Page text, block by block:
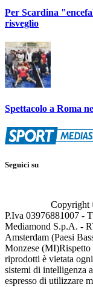
Per Scardina
risveglio
Spettacolo a Roma
Seguici su
Copyright
P.Iva 03976881007 -
Mediamond S.p.A. -
Amsterdam (Paesi
Monzese (MI)Rispetto
riprodotti è vietata
sistemi di intelligenza
espresso di utilizzare